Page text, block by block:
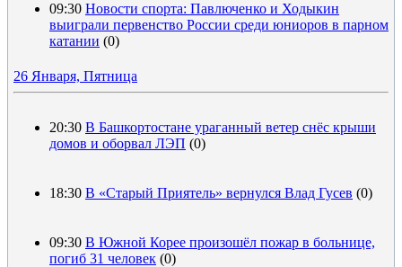
09:30 Новости спорта: Павлюченко и Ходыкин
выиграли первенство России среди юниоров в парном
катании (0)
26 Января, Пятница
20:30 В Башкортостане ураганный ветер снёс крыши
домов и оборвал ЛЭП (0)
18:30 В «Старый Приятель» вернулся Влад Гусев (0)
09:30 В Южной Корее произошёл пожар в больнице,
погиб 31 человек (0)